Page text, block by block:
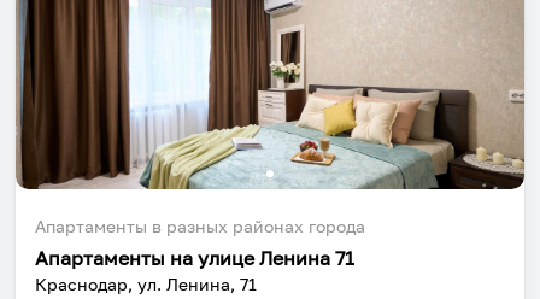
Апартаменты в разных районах города
Апартаменты на улице Ленина 71
Краснодар, ул. Ленина, 71